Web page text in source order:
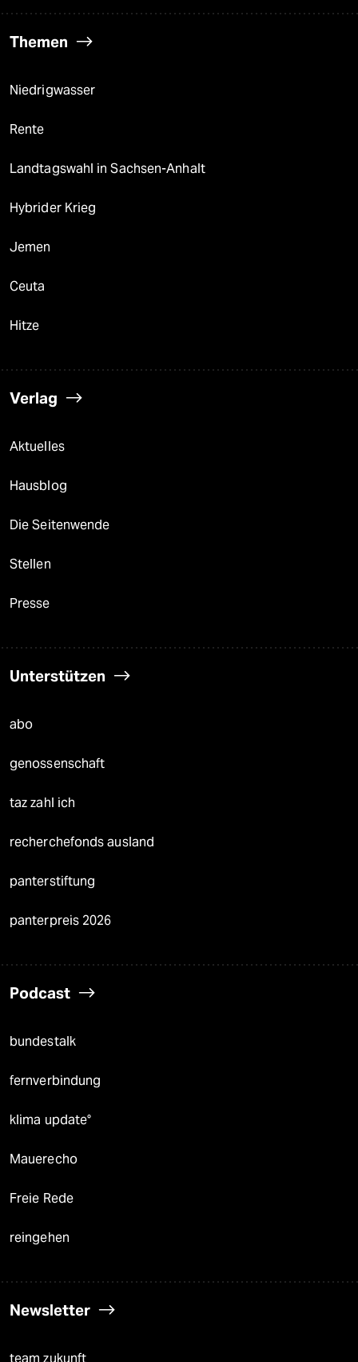
Themen
Niedrigwasser
Rente
Landtagswahl in Sachsen-Anhalt
Hybrider Krieg
Jemen
Ceuta
Hitze
Verlag
Aktuelles
Hausblog
Die Seitenwende
Stellen
Presse
Unterstützen
abo
genossenschaft
taz zahl ich
recherchefonds ausland
panterstiftung
panterpreis 2026
Podcast
bundestalk
fernverbindung
klima update°
Mauerecho
Freie Rede
reingehen
Newsletter
team zukunft